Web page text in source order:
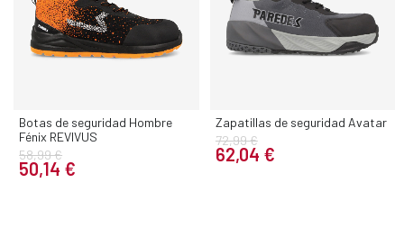
Botas de seguridad Hombre
Fénix REVIVUS
58,99 €
50,14 €
Zapatillas de seguridad Avatar
72,99 €
62,04 €